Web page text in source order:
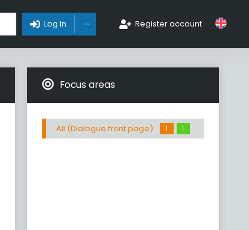
Log In Toggle DropdownRegister account
Focus areas
All (Dialogue front page) 1 1